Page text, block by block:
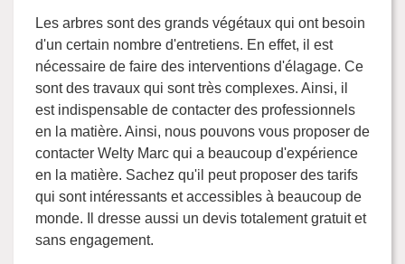
Les arbres sont des grands végétaux qui ont besoin
d'un certain nombre d'entretiens. En effet, il est
nécessaire de faire des interventions d'élagage. Ce
sont des travaux qui sont très complexes. Ainsi, il
est indispensable de contacter des professionnels
en la matière. Ainsi, nous pouvons vous proposer de
contacter Welty Marc qui a beaucoup d'expérience
en la matière. Sachez qu'il peut proposer des tarifs
qui sont intéressants et accessibles à beaucoup de
monde. Il dresse aussi un devis totalement gratuit et
sans engagement.